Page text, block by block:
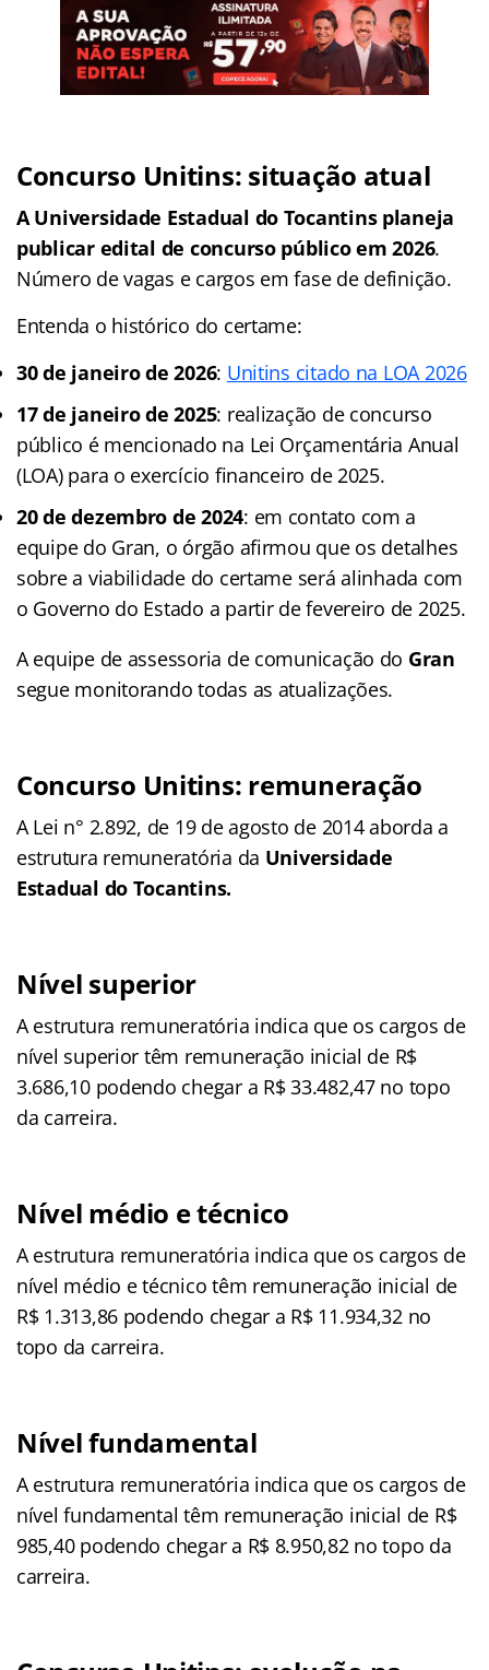
Concurso Unitins: situação atual
A Universidade Estadual do Tocantins planeja
publicar edital de concurso público em 2026.
Número de vagas e cargos em fase de definição.
Entenda o histórico do certame:
30 de janeiro de 2026: Unitins citado na LOA 2026
17 de janeiro de 2025: realização de concurso
público é mencionado na Lei Orçamentária Anual
(LOA) para o exercício financeiro de 2025.
20 de dezembro de 2024: em contato com a
equipe do Gran, o órgão afirmou que os detalhes
sobre a viabilidade do certame será alinhada com
o Governo do Estado a partir de fevereiro de 2025.
A equipe de assessoria de comunicação do Gran
segue monitorando todas as atualizações.
Concurso Unitins: remuneração
A Lei n° 2.892, de 19 de agosto de 2014 aborda a
estrutura remuneratória da Universidade
Estadual do Tocantins.
Nível superior
A estrutura remuneratória indica que os cargos de
nível superior têm remuneração inicial de R$
3.686,10 podendo chegar a R$ 33.482,47 no topo
da carreira.
Nível médio e técnico
A estrutura remuneratória indica que os cargos de
nível médio e técnico têm remuneração inicial de
R$ 1.313,86 podendo chegar a R$ 11.934,32 no
topo da carreira.
Nível fundamental
A estrutura remuneratória indica que os cargos de
nível fundamental têm remuneração inicial de R$
985,40 podendo chegar a R$ 8.950,82 no topo da
carreira.